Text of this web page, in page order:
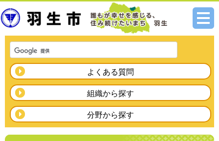
メニ
よくある質問
組織から探す
分野から探す